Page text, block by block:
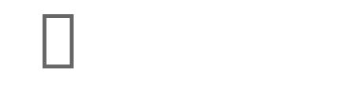
